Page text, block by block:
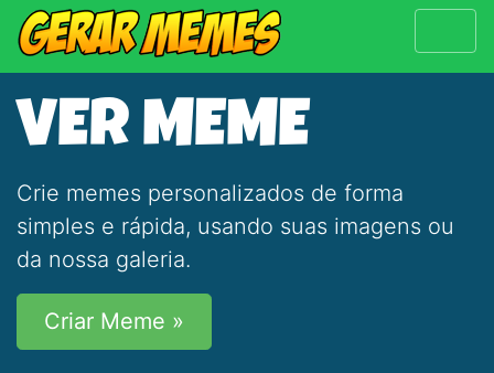
VER MEME
Crie memes personalizados de forma
simples e rápida, usando suas imagens ou
da nossa galeria.
Criar Meme »